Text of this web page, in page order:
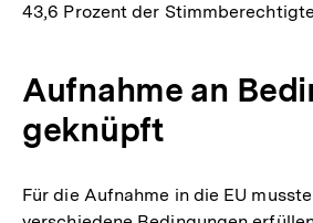
43,6 Prozent der
Aufnahme an
geknüpft
Für die Aufnahme in die EU